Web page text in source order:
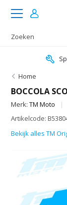
Home
BOCCOLA
Merk:TM Moto
Artikelcode:
Bekijk alles TM